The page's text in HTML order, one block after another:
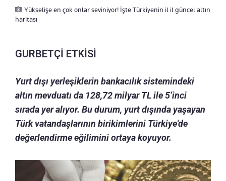
Yükselişe en çok onlar seviniyor! İşte Türkiyenin il il güncel altın
haritası
GURBETÇİ ETKİSİ
Yurt dışı yerleşiklerin bankacılık sistemindeki
altın mevduatı da 128,72 milyar TL ile 5’inci
sırada yer alıyor. Bu durum, yurt dışında yaşayan
Türk vatandaşlarının birikimlerini Türkiye'de
değerlendirme eğilimini ortaya koyuyor.